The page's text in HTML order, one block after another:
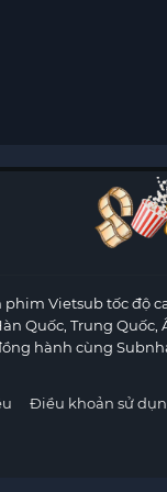
Vietsub tốc độ
Quốc, Trung
hành cùng
Điều khoản sử